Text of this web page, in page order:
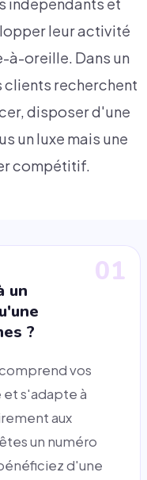
indépendants et
leur activité
à-oreille. Dans un
clients recherchent
disposer d'une
un luxe mais une
compétitif.
01
un
?
vos
s'adapte à
aux
un numéro
d'une